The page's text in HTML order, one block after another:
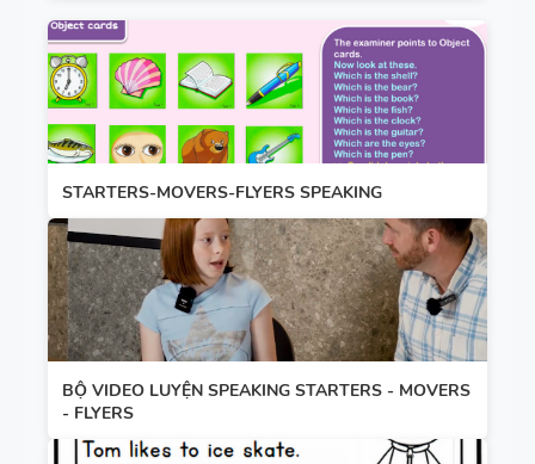
STARTERS-MOVERS-FLYERS SPEAKING
BỘ VIDEO LUYỆN SPEAKING STARTERS - MOVERS
- FLYERS